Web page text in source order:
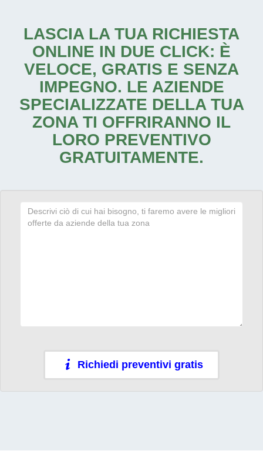
LASCIA LA TUA RICHIESTA
ONLINE IN DUE CLICK: È
VELOCE, GRATIS E SENZA
IMPEGNO. LE AZIENDE
SPECIALIZZATE DELLA TUA
ZONA TI OFFRIRANNO IL
LORO PREVENTIVO
GRATUITAMENTE.
Richiedi preventivi gratis